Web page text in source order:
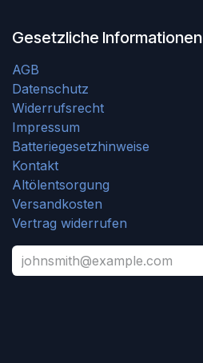
Gesetzliche Informationen
AGB
Datenschutz
Widerrufsrecht
Impressum
Batteriegesetzhinweise
Kontakt
Altölentsorgung
Versandkosten
Vertrag widerrufen